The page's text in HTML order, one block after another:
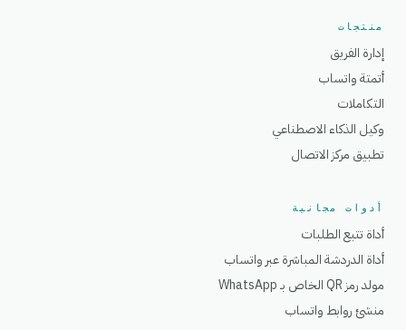
منتجات
إدارة الفريق
أتمتة واتساب
التكاملات
وكيل الذكاء الاصطناعي
تطبيق مركز الاتصال
أدوات مجانية
أداة تتبع الطلبات
أداة الدردشة المباشرة عبر واتساب
مولد رمز QR الخاص بـ WhatsApp
منشئ روابط واتساب